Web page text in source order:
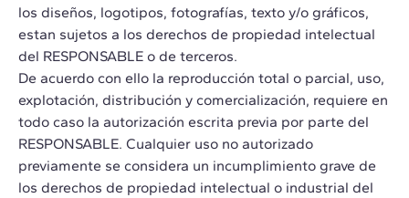
los diseños, logotipos, fotografías, texto y/o gráficos,
estan sujetos a los derechos de propiedad intelectual
del RESPONSABLE o de terceros.
De acuerdo con ello la reproducción total o parcial, uso,
explotación, distribución y comercialización, requiere en
todo caso la autorización escrita previa por parte del
RESPONSABLE. Cualquier uso no autorizado
previamente se considera un incumplimiento grave de
los derechos de propiedad intelectual o industrial del